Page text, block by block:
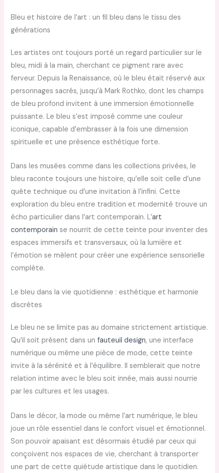
Bleu et histoire de l’art : un fil bleu dans le tissu des
générations
Les artistes ont toujours porté un regard particulier sur le
bleu, midi à la main, cherchant ce pigment rare avec
ferveur. Depuis la Renaissance, où le bleu était réservé aux
personnages sacrés, jusqu’à Mark Rothko, dont les champs
de bleu profond invitent à une immersion émotionnelle
puissante. Le bleu s’est imposé comme une couleur
iconique, capable d’embrasser à la fois une dimension
spirituelle et une présence esthétique forte.
Dans les musées comme dans les collections privées, le
bleu raconte toujours une histoire, qu’elle soit celle d’une
quête technique ou d’une invitation à l’infini. Cette
exploration du bleu entre tradition et modernité trouve un
écho particulier dans l’art contemporain. L’art
contemporain se nourrit de cette teinte pour inventer des
espaces immersifs et transversaux, où la lumière et
l’émotion se mêlent pour créer une expérience sensorielle
complète.
Le bleu dans la vie quotidienne : esthétique et harmonie
discrètes
Le bleu ne se limite pas au domaine strictement artistique.
Qu’il soit présent dans unfauteuil design, une interface
numérique ou même une pièce de mode, cette teinte
invite à la sérénité et à l’équilibre. Il semblerait que notre
relation intime avec le bleu soit innée, mais aussi nourrie
par les cultures et les usages.
Dans le décor, la mode ou même l’art numérique, le bleu
joue un rôle essentiel dans le confort visuel et émotionnel.
Son pouvoir apaisant est désormais étudié par ceux qui
conçoivent nos espaces de vie, cherchant à transporter
une part de cette quiétude artistique dans le quotidien.